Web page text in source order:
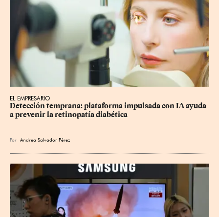
EL EMPRESARIO
Detección temprana: plataforma impulsada con IA ayuda
a prevenir la retinopatía diabética
Por Andrea Salvador Pérez